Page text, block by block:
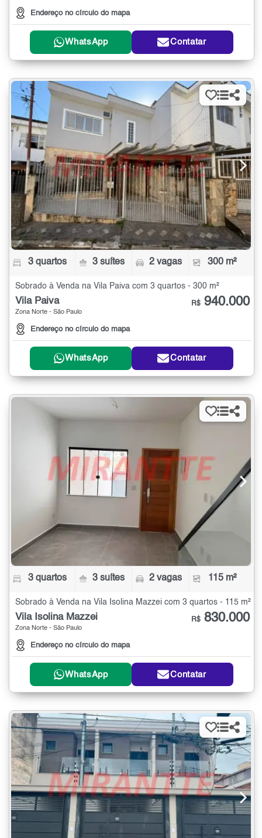
Endereço no círculo do mapa
WhatsApp Contatar
3 quartos 3 suítes 2 vagas 300 m²
Sobrado à Venda na Vila Paiva com 3 quartos - 300 m²
Vila Paiva
Zona Norte - São Paulo
Endereço no círculo do mapa
R$ 940.000
WhatsApp Contatar
3 quartos 3 suítes 2 vagas 115 m²
Sobrado à Venda na Vila Isolina Mazzei com 3 quartos - 115 m²
Vila Isolina Mazzei
Zona Norte - São Paulo
Endereço no círculo do mapa
R$ 830.000
WhatsApp Contatar